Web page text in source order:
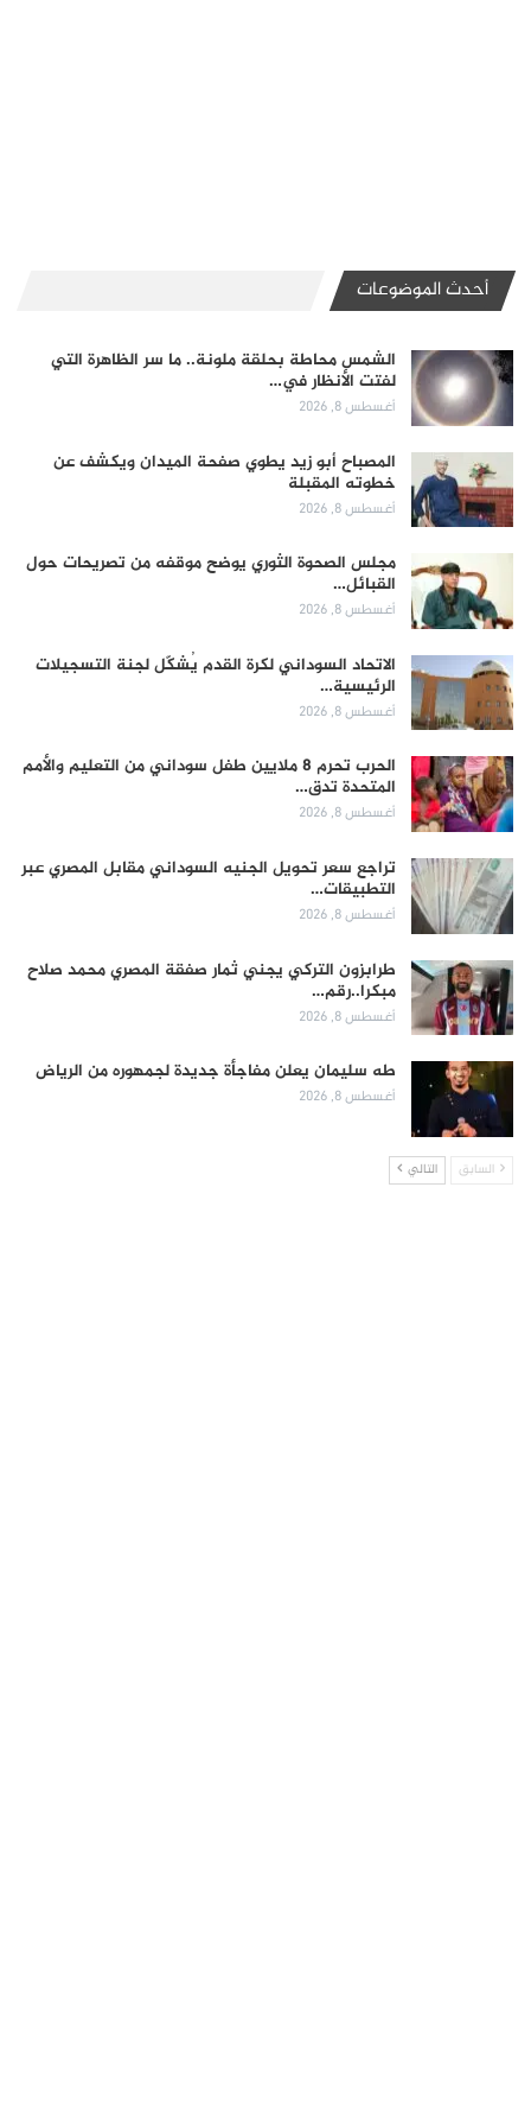
أحدث الموضوعات
الشمس محاطة بحلقة ملونة.. ما سر الظاهرة التي
لفتت الأنظار في…
أغسطس 8, 2026
المصباح أبو زيد يطوي صفحة الميدان ويكشف عن
خطوته المقبلة
أغسطس 8, 2026
مجلس الصحوة الثوري يوضح موقفه من تصريحات حول
القبائل…
أغسطس 8, 2026
الاتحاد السوداني لكرة القدم يُشكّل لجنة التسجيلات
الرئيسية…
أغسطس 8, 2026
الحرب تحرم 8 ملايين طفل سوداني من التعليم والأمم
المتحدة تدق…
أغسطس 8, 2026
تراجع سعر تحويل الجنيه السوداني مقابل المصري عبر
التطبيقات…
أغسطس 8, 2026
طرابزون التركي يجني ثمار صفقة المصري محمد صلاح
مبكرا..رقم…
أغسطس 8, 2026
طه سليمان يعلن مفاجأة جديدة لجمهوره من الرياض
أغسطس 8, 2026
السابق التالي